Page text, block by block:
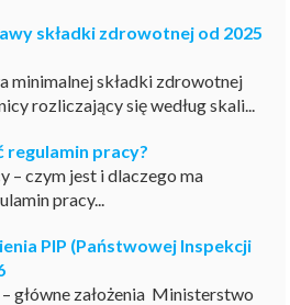
składki zdrowotnej od 2025
minimalnej składki zdrowotnej
rozliczający się według skali...
regulamin pracy?
– czym jest i dlaczego ma
pracy...
PIP (Państwowej Inspekcji
główne założenia Ministerstwo